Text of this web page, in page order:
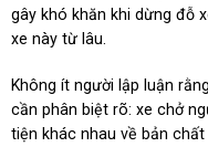
gây khó khăn khi dừng đỗ
xe này từ lâu.
Không ít người lập luận
cần phân biệt rõ: xe chở
tiện khác nhau về bản chất